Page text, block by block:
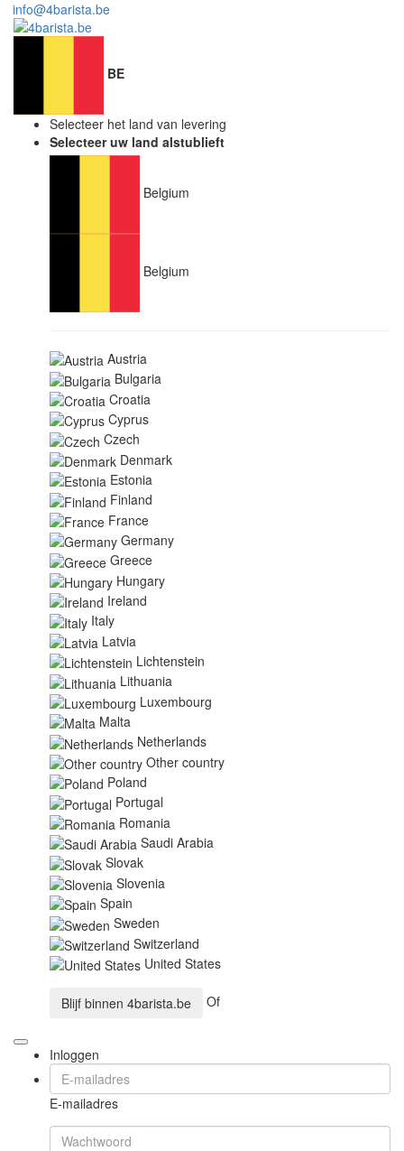
info@4barista.be
BE
Selecteer het land van levering
Selecteer uw land alstublieft
Belgium
Belgium
Austria
Bulgaria
Croatia
Cyprus
Czech
Denmark
Estonia
Finland
France
Germany
Greece
Hungary
Ireland
Italy
Latvia
Lichtenstein
Lithuania
Luxembourg
Malta
Netherlands
Other country
Poland
Portugal
Romania
Saudi Arabia
Slovak
Slovenia
Spain
Sweden
Switzerland
United States
Blijf binnen 4barista.be Of
Inloggen
E-mailadres